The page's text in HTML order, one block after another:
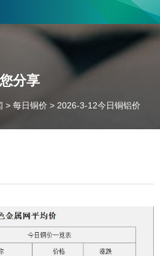
欢迎合作咨询！
联系电话：18037947756
分享
> 每日铜价 > 2026-3-12今日铜铝价